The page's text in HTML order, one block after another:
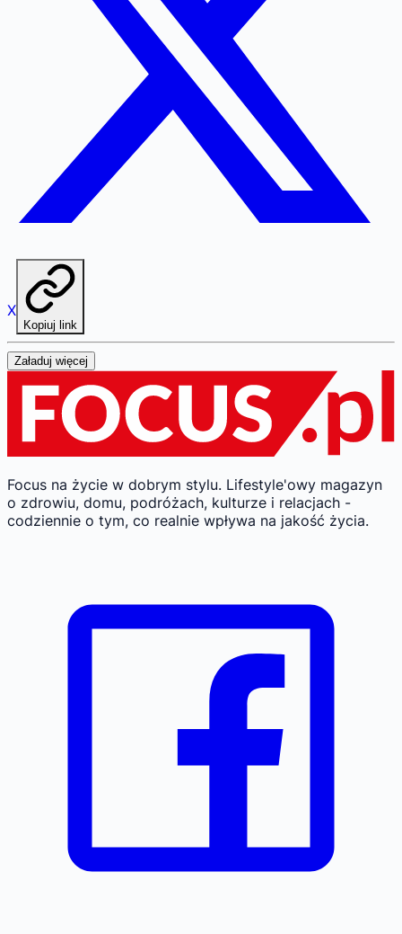
X
Kopiuj link
Załaduj więcej
Focus na życie w dobrym stylu. Lifestyle'owy magazyn
o zdrowiu, domu, podróżach, kulturze i relacjach -
codziennie o tym, co realnie wpływa na jakość życia.